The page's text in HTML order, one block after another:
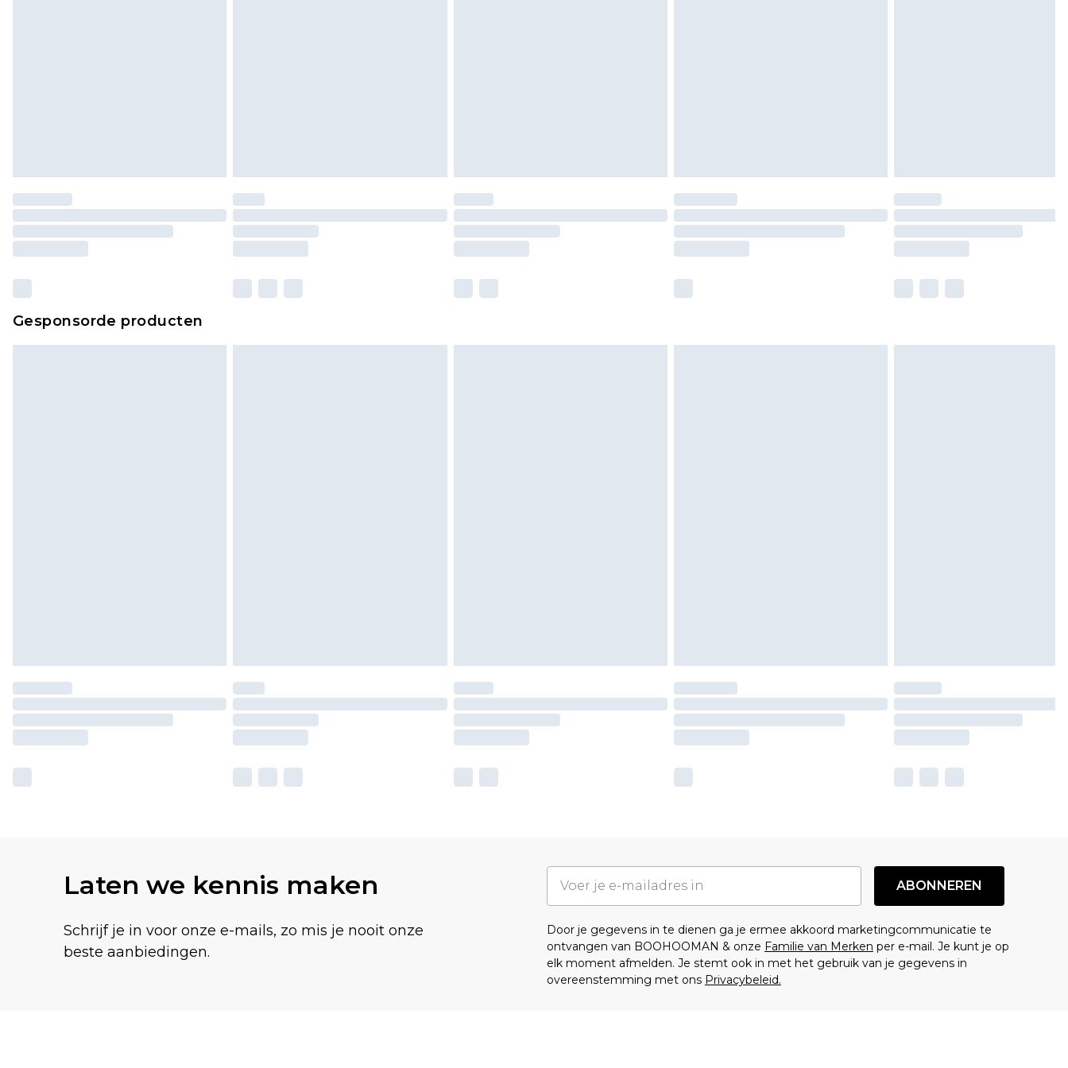
Gesponsorde producten
Laten we kennis maken
Schrijf je in voor onze e-mails, zo mis je nooit onze
beste aanbiedingen.
ABONNEREN
Door je gegevens in te dienen ga je ermee akkoord marketingcommunicatie te
ontvangen van BOOHOOMAN & onze Familie van Merken per e-mail. Je kunt je op
elk moment afmelden. Je stemt ook in met het gebruik van je gegevens in
overeenstemming met ons Privacybeleid.